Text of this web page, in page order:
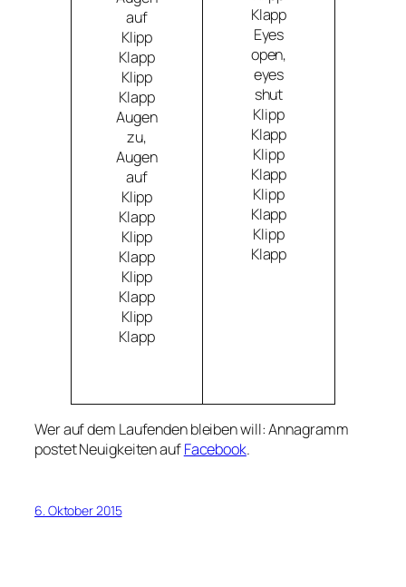
auf
Klipp
Klapp
Klipp
Klapp
Augen
zu,
Augen
auf
Klipp
Klapp
Klipp
Klapp
Klipp
Klapp
Klipp
Klapp
Klapp
Eyes
open,
eyes
shut
Klipp
Klapp
Klipp
Klapp
Klipp
Klapp
Klipp
Klapp
Wer auf dem Laufenden bleiben will: Annagramm
postet Neuigkeiten aufFacebook.
6. Oktober 2015